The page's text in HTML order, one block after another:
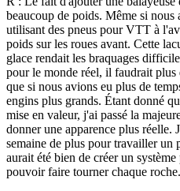
beaucoup de poids. Même si nous
utilisant des pneus pour VTT à
poids sur les roues avant. Cette
glace rendait les braquages
pour le monde réel, il faudrait plus
que si nous avions eu plus de
engins plus grands. Étant donné
mise en valeur, j'ai passé la
donner une apparence plus réelle.
semaine de plus pour travailler un
aurait été bien de créer un
pouvoir faire tourner chaque roche.